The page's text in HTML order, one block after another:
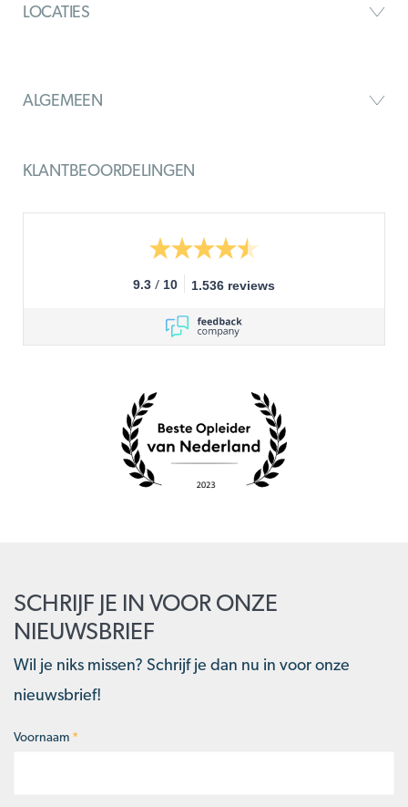
LOCATIES
ALGEMEEN
KLANTBEOORDELINGEN
9.3 / 10 1.536 reviews
SCHRIJF JE IN VOOR ONZE
NIEUWSBRIEF
Wil je niks missen? Schrijf je dan nu in voor onze
nieuwsbrief!
Naam*
Voornaam *